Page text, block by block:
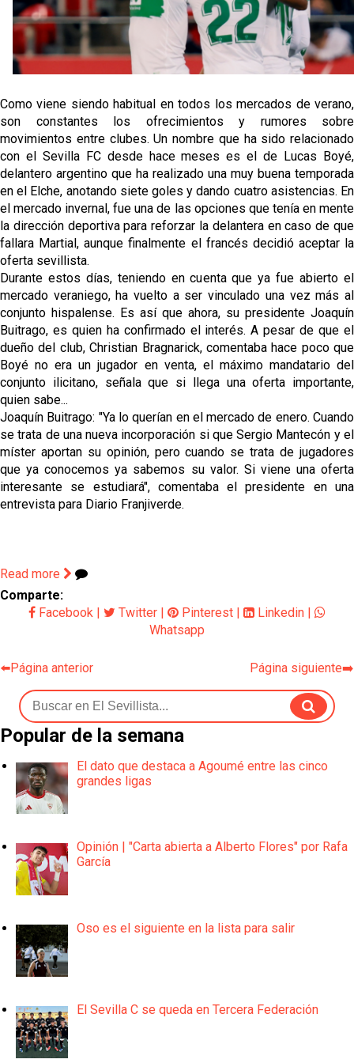
Oso es el siguiente en la lista para salir
Banquillos confirmados: así queda la cantera del
Sevilla Femenino para la 2026/27
Celta y Rayo agitan el mercado de La Liga
Previa | El Sevilla FC cierra la pretemporada con el
exigente choque ante el Bayer Leverkusen
Como viene siendo habitual en todos los mercados de verano,
son constantes los ofrecimientos y rumores sobre
movimientos entre clubes. Un nombre que ha sido relacionado
con el Sevilla FC desde hace meses es el de Lucas Boyé,
delantero argentino que ha realizado una muy buena temporada
en el Elche, anotando siete goles y dando cuatro asistencias. En
el mercado invernal, fue una de las opciones que tenía en mente
la dirección deportiva para reforzar la delantera en caso de que
fallara Martial, aunque finalmente el francés decidió aceptar la
oferta sevillista.
Durante estos días, teniendo en cuenta que ya fue abierto el
mercado veraniego, ha vuelto a ser vinculado una vez más al
conjunto hispalense. Es así que ahora, su presidente Joaquín
Buitrago, es quien ha confirmado el interés. A pesar de que el
dueño del club, Christian Bragnarick, comentaba hace poco que
Boyé no era un jugador en venta, el máximo mandatario del
conjunto ilicitano, señala que si llega una oferta importante,
quien sabe...
Joaquín Buitrago: "Ya lo querían en el mercado de enero. Cuando
se trata de una nueva incorporación si que Sergio Mantecón y el
míster aportan su opinión, pero cuando se trata de jugadores
que ya conocemos ya sabemos su valor. Si viene una oferta
interesante se estudiará", comentaba el presidente en una
entrevista para Diario Franjiverde.
Read more
Comparte:
Facebook
Twitter Pinterest Linkedin
Whatsapp
⬅️Página anterior Página siguiente➡️
Popular de la semana
El dato que destaca a Agoumé entre las cinco
grandes ligas
Opinión | "Carta abierta a Alberto Flores" por Rafa
García
Oso es el siguiente en la lista para salir
El Sevilla C se queda en Tercera Federación